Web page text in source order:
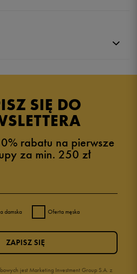
SIĘ DO
rabatu na pierwsze
za min. 250 zł
damska Oferta męska
jest Marketing Investment Group S.A. z
ZAPISZ SIĘ